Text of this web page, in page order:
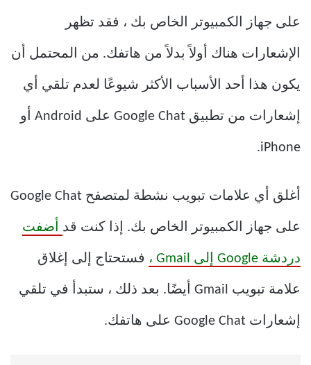
على جهاز الكمبيوتر الخاص بك ، فقد تظهر
الإشعارات هناك أولاً بدلاً من هاتفك. من المحتمل أن
يكون هذا أحد الأسباب الأكثر شيوعًا لعدم تلقي أي
إشعارات من تطبيق Google Chat على Android أو
iPhone.
أغلق أي علامات تبويب نشطة لمتصفح Google Chat
على جهاز الكمبيوتر الخاص بك. إذا كنت قد أضفت
دردشة Google إلى Gmail ، فستحتاج إلى إغلاق
علامة تبويب Gmail أيضًا. بعد ذلك ، ستبدأ في تلقي
إشعارات Google Chat على هاتفك.